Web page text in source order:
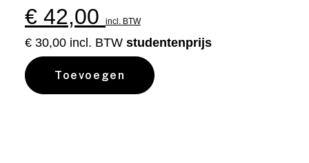
€ 42,00 incl. BTW
€ 30,00 incl. BTW studentenprijs
Toevoegen